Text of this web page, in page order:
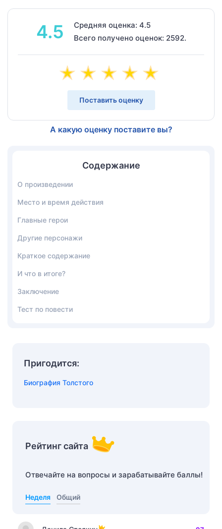
4.5
Средняя оценка: 4.5
Всего получено оценок: 2592.
Поставить оценку
А какую оценку поставите вы?
Содержание
О произведении
Место и время действия
Главные герои
Другие персонажи
Краткое содержание
И что в итоге?
Заключение
Тест по повести
Пригодится:
Биография Толстого
Рейтинг сайта
Отвечайте на вопросы и зарабатывайте баллы!
Неделя Общий